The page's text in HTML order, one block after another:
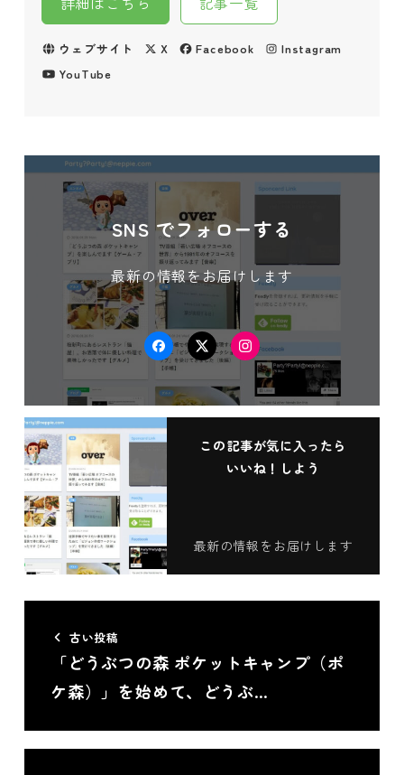
ウェブサイト X Facebook
Instagram
YouTube
SNS でフォローする
最新の情報をお届けします
FacebookTwitterInstagram
この記事が気に入ったら
いいね！しよう
最新の情報をお届けします
古い投稿
「どうぶつの森 ポケットキャンプ（ポ
ケ森）」を始めて、どうぶ…